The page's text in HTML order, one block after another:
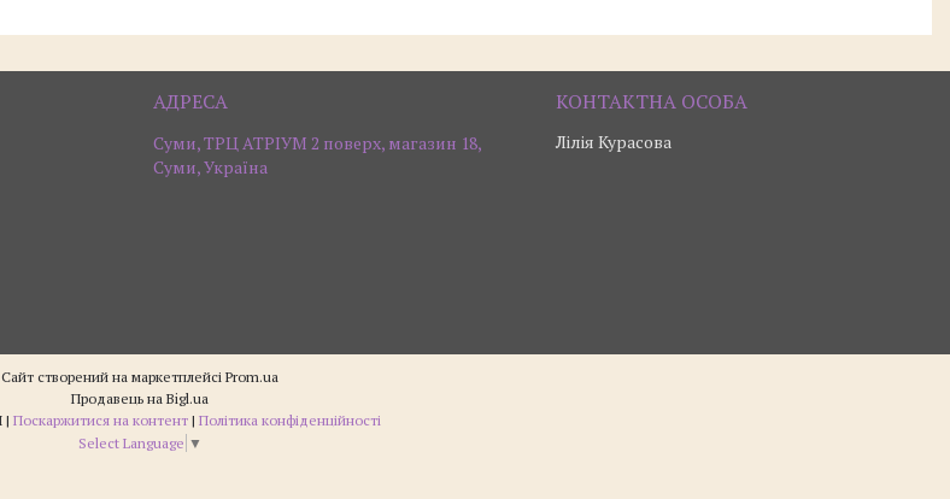
Суми, ТРЦ АТРІУМ 2 поверх, магазин 18,
Суми, Україна
Лілія Курасова
Сайт створений на маркетплейсі Prom.ua
Продавець на Bigl.ua
ЛАМБРЕ-СУМИ | Поскаржитися на контент | Політика конфіденційності
Select Language ▼